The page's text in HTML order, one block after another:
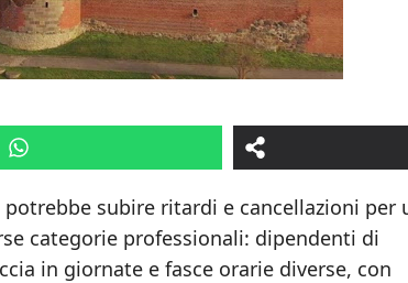
subire ritardi e cancellazioni per
categorie professionali: dipendenti di
in giornate e fasce orarie diverse, con